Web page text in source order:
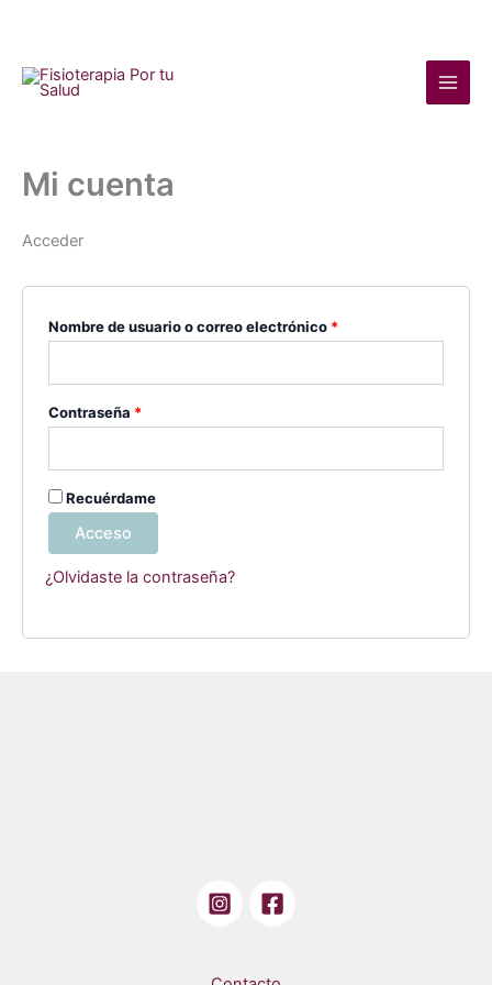
contenido
Mi cuenta
Acceder
Nombre de usuario o correo electrónico *
Contraseña *
Recuérdame
Acceso
¿Olvidaste la contraseña?